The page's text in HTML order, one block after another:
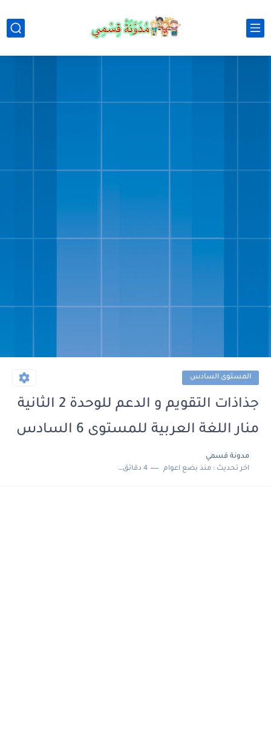
المستوى السادس
جذاذات التقويم و الدعم للوحدة 2 الثانية
منار اللغة العربية للمستوى 6 السادس
مدونة قسمي
اخر تحديث :منذ بضع اعوام 4 دقائق للقراءة